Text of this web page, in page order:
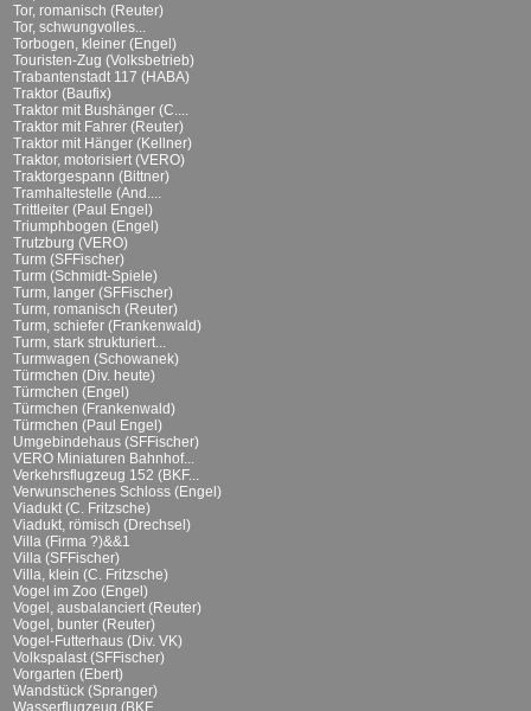
Tor, romanisch (Reuter)
Tor, schwungvolles...
Torbogen, kleiner (Engel)
Touristen-Zug (Volksbetrieb)
Trabantenstadt 117 (HABA)
Traktor (Baufix)
Traktor mit Bushänger (C....
Traktor mit Fahrer (Reuter)
Traktor mit Hänger (Kellner)
Traktor, motorisiert (VERO)
Traktorgespann (Bittner)
Tramhaltestelle (And....
Trittleiter (Paul Engel)
Triumphbogen (Engel)
Trutzburg (VERO)
Turm (SFFischer)
Turm (Schmidt-Spiele)
Turm, langer (SFFischer)
Turm, romanisch (Reuter)
Turm, schiefer (Frankenwald)
Turm, stark strukturiert...
Turmwagen (Schowanek)
Türmchen (Div. heute)
Türmchen (Engel)
Türmchen (Frankenwald)
Türmchen (Paul Engel)
Umgebindehaus (SFFischer)
VERO Miniaturen Bahnhof...
Verkehrsflugzeug 152 (BKF...
Verwunschenes Schloss (Engel)
Viadukt (C. Fritzsche)
Viadukt, römisch (Drechsel)
Villa (Firma ?)&&1
Villa (SFFischer)
Villa, klein (C. Fritzsche)
Vogel im Zoo (Engel)
Vogel, ausbalanciert (Reuter)
Vogel, bunter (Reuter)
Vogel-Futterhaus (Div. VK)
Volkspalast (SFFischer)
Vorgarten (Ebert)
Wandstück (Spranger)
Wasserflugzeug (BKF